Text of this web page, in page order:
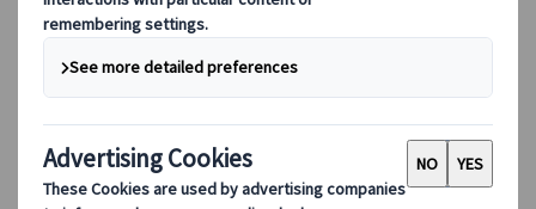
マイバスヨーロッパ公式ウェブサイトだからこそ実現！
全てのツアーを『最安値』でご提供しています。
JTBグループのマイバスヨーロッパは、年間約180万人の
お客様が利用する、 世界で『信頼』されるブランドで